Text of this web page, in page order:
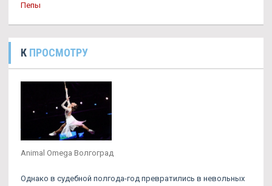
Пепы
К ПРОСМОТРУ
Animal Omega Волгоград
Однако в судебной полгода-год превратились в невольных